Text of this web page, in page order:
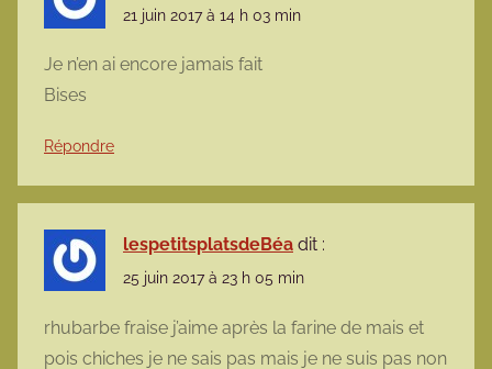
21 juin 2017 à 14 h 03 min
Je n’en ai encore jamais fait
Bises
Répondre
lespetitsplatsdeBéa dit :
25 juin 2017 à 23 h 05 min
rhubarbe fraise j’aime après la farine de mais et
pois chiches je ne sais pas mais je ne suis pas non